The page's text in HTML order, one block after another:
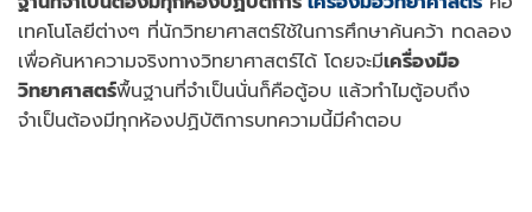
เทคโนโลยีต่างๆ ที่นักวิทยาศาสตร์ใช้ในการศึกษาค้นคว้า ทดลอง
เพื่อค้นหาความจริงทางวิทยาศาสตร์ได้ โดยจะมีเครื่องมือ
วิทยาศาสตร์พื้นฐานที่จำเป็นนั่นก็คือตู้อบ แล้วทำไมตู้อบถึง
จำเป็นต้องมีทุกห้องปฏิบัติการบทความนี้มีคำตอบ